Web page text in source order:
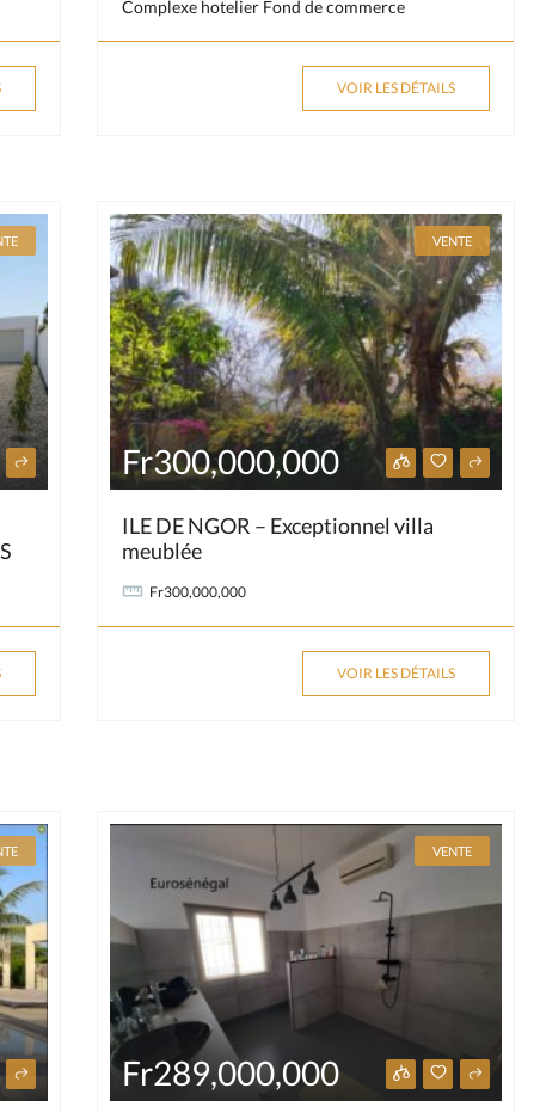
Complexe hotelier Fond de commerce
VOIR LES DÉTAILS
VENTE
Fr300,000,000
ILE DE NGOR – Exceptionnel villa
meublée
Fr300,000,000
VOIR LES DÉTAILS
VENTE
Fr289,000,000